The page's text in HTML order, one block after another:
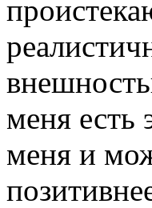
меня есть
меня и